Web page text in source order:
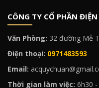
CÔNG TY CỔ PHẦN
Văn Phòng: 32 đường Mễ
Điện thoại: 0971483593
Email:
Thời gian làm việc: 6h30